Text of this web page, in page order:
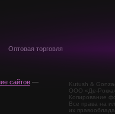
Оптовая торговля
сайтов—
Kutush &
ООО «Де-
Копирование
Все права на
их